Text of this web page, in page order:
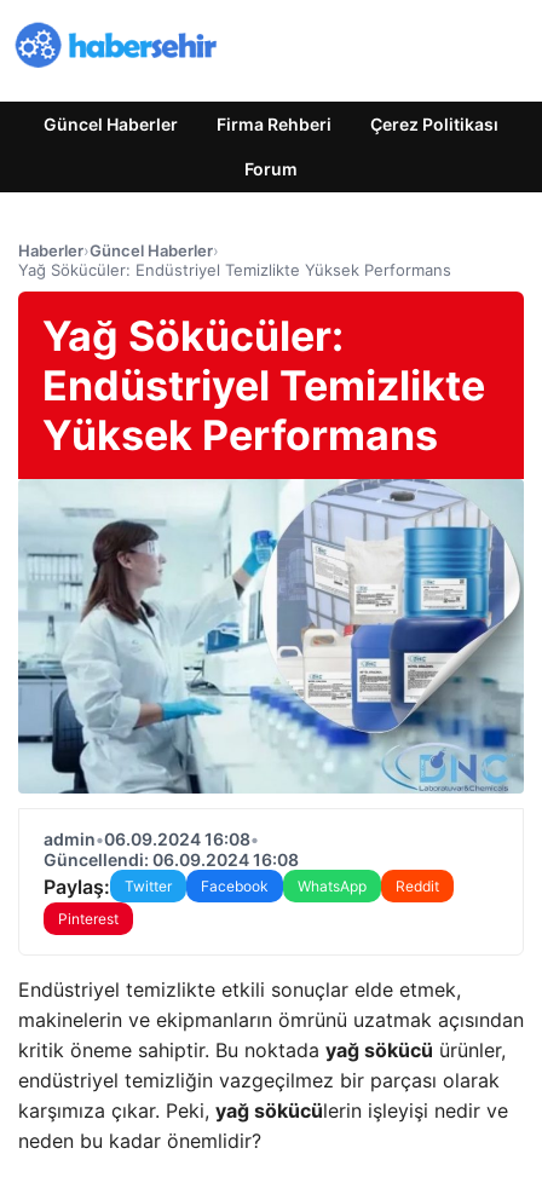
Güncel Haberler Firma Rehberi Çerez Politikası
Forum
Haberler›Güncel Haberler›
Yağ Sökücüler: Endüstriyel Temizlikte Yüksek Performans
Yağ Sökücüler:
Endüstriyel Temizlikte
Yüksek Performans
admin•06.09.2024 16:08•
Güncellendi: 06.09.2024 16:08
Paylaş: Twitter Facebook WhatsApp
Reddit
Pinterest
Endüstriyel temizlikte etkili sonuçlar elde etmek,
makinelerin ve ekipmanların ömrünü uzatmak açısından
kritik öneme sahiptir. Bu noktada yağ sökücü ürünler,
endüstriyel temizliğin vazgeçilmez bir parçası olarak
karşımıza çıkar. Peki, yağ sökücülerin işleyişi nedir ve
neden bu kadar önemlidir?